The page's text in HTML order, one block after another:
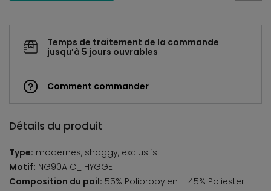
Temps de traitement de la commande
jusqu’à 5 jours ouvrables
Comment commander
Détails du produit
Type: modernes, shaggy, exclusifs
Motif: NG90A C_ HYGGE
Composition du poil: 55% Polipropylen + 45% Poliester